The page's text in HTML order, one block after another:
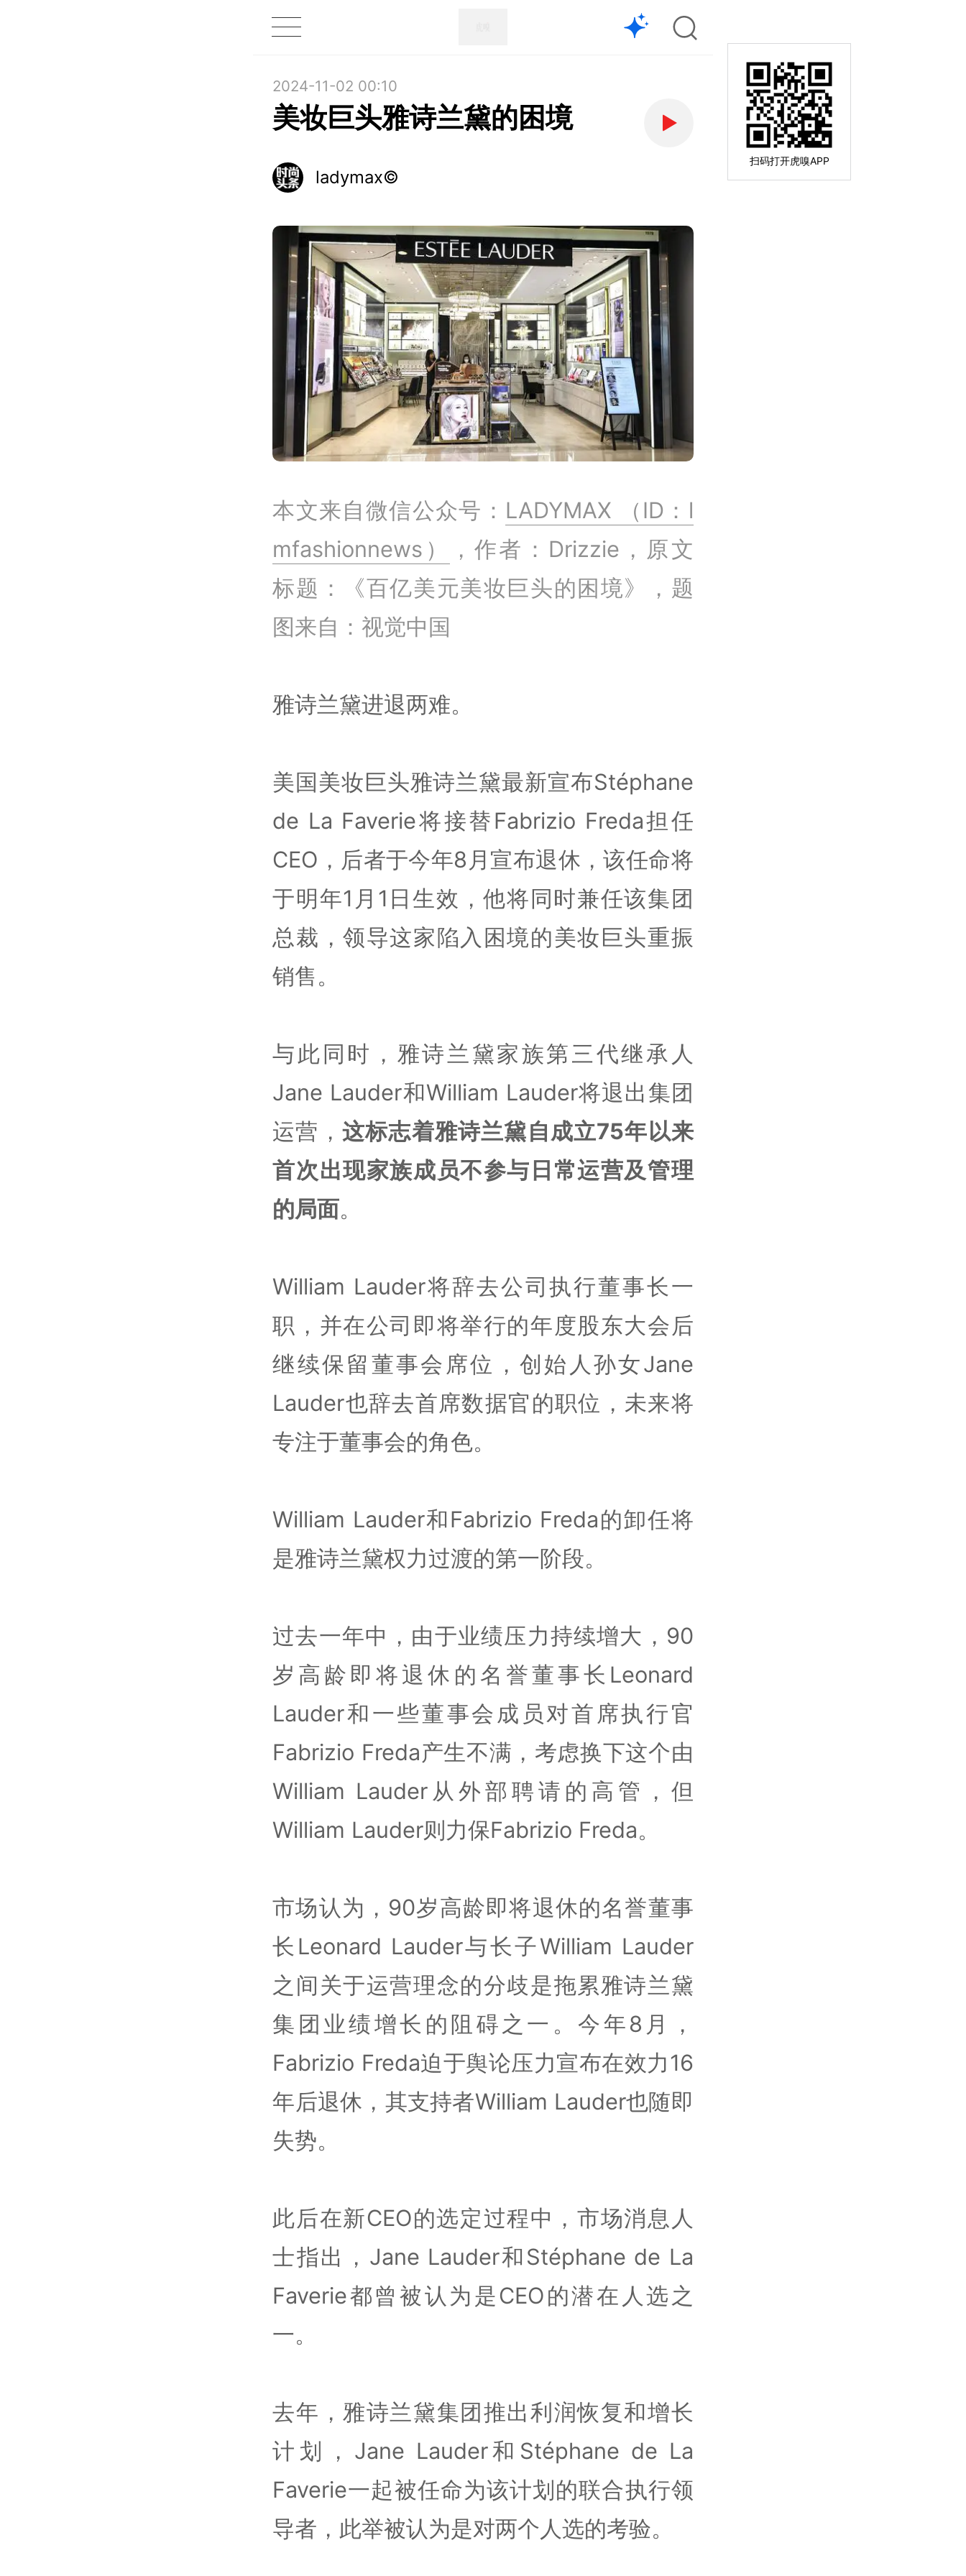
扫码打开虎嗅APP
2024-11-02 00:10
美妆巨头雅诗兰黛的困境
ladymax©
本文来自微信公众号： LADYMAX （ID：l
mfashionnews）
，作者：Drizzie，原文
标题：《百亿美元美妆巨头的困境》，题
图来自：视觉中国
雅诗兰黛进退两难。
美国美妆巨头雅诗兰黛最新宣布Stéphane
de La Faverie将接替Fabrizio Freda担任
CEO，后者于今年8月宣布退休，该任命将
于明年1月1日生效，他将同时兼任该集团
总裁，领导这家陷入困境的美妆巨头重振
销售。
与此同时，雅诗兰黛家族第三代继承人
Jane Lauder和William Lauder将退出集团
运营， 这标志着雅诗兰黛自成立75年以来
首次出现家族成员不参与日常运营及管理
的局面。
William Lauder将辞去公司执行董事长一
职，并在公司即将举行的年度股东大会后
继续保留董事会席位，创始人孙女Jane
Lauder也辞去首席数据官的职位，未来将
专注于董事会的角色。
William Lauder和Fabrizio Freda的卸任将
是雅诗兰黛权力过渡的第一阶段。
过去一年中，由于业绩压力持续增大，90
岁高龄即将退休的名誉董事长Leonard
Lauder和一些董事会成员对首席执行官
Fabrizio Freda产生不满，考虑换下这个由
William Lauder从外部聘请的高管，但
William Lauder则力保Fabrizio Freda。
市场认为，90岁高龄即将退休的名誉董事
长Leonard Lauder与长子William Lauder
之间关于运营理念的分歧是拖累雅诗兰黛
集团业绩增长的阻碍之一。今年8月，
Fabrizio Freda迫于舆论压力宣布在效力16
年后退休，其支持者William Lauder也随即
失势。
此后在新CEO的选定过程中，市场消息人
士指出，Jane Lauder和Stéphane de La
Faverie都曾被认为是CEO的潜在人选之
一。
去年，雅诗兰黛集团推出利润恢复和增长
计划，Jane Lauder和Stéphane de La
Faverie一起被任命为该计划的联合执行领
导者，此举被认为是对两个人选的考验。